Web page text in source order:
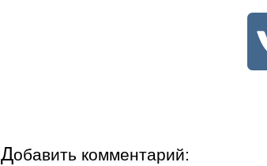
Добавить комментарий: